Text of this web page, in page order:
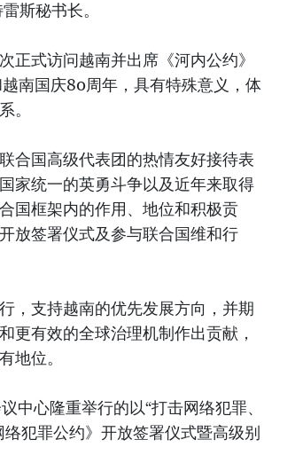
斯秘书长。
正式访问越南并出席《河内公约》
南国庆80周年，具有特殊意义，体
。
合国高级代表团的热情友好接待表
家统一的英勇斗争以及近年来取得
国框架内的作用、地位和积极贡
放签署仪式及参与联合国维和行
，支持越南的优先发展方向，并期
更有效的全球治理机制作出贡献，
地位。
中心隆重举行的以“打击网络犯罪、
犯罪公约》开放签署仪式暨高级别